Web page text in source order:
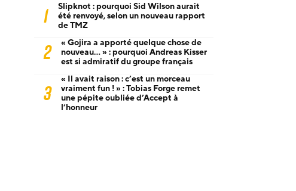
1
Slipknot : pourquoi Sid Wilson aurait
été renvoyé, selon un nouveau rapport
de TMZ
2
« Gojira a apporté quelque chose de
nouveau… » : pourquoi Andreas Kisser
est si admiratif du groupe français
3
« Il avait raison : c’est un morceau
vraiment fun ! » : Tobias Forge remet
une pépite oubliée d’Accept à
l’honneur